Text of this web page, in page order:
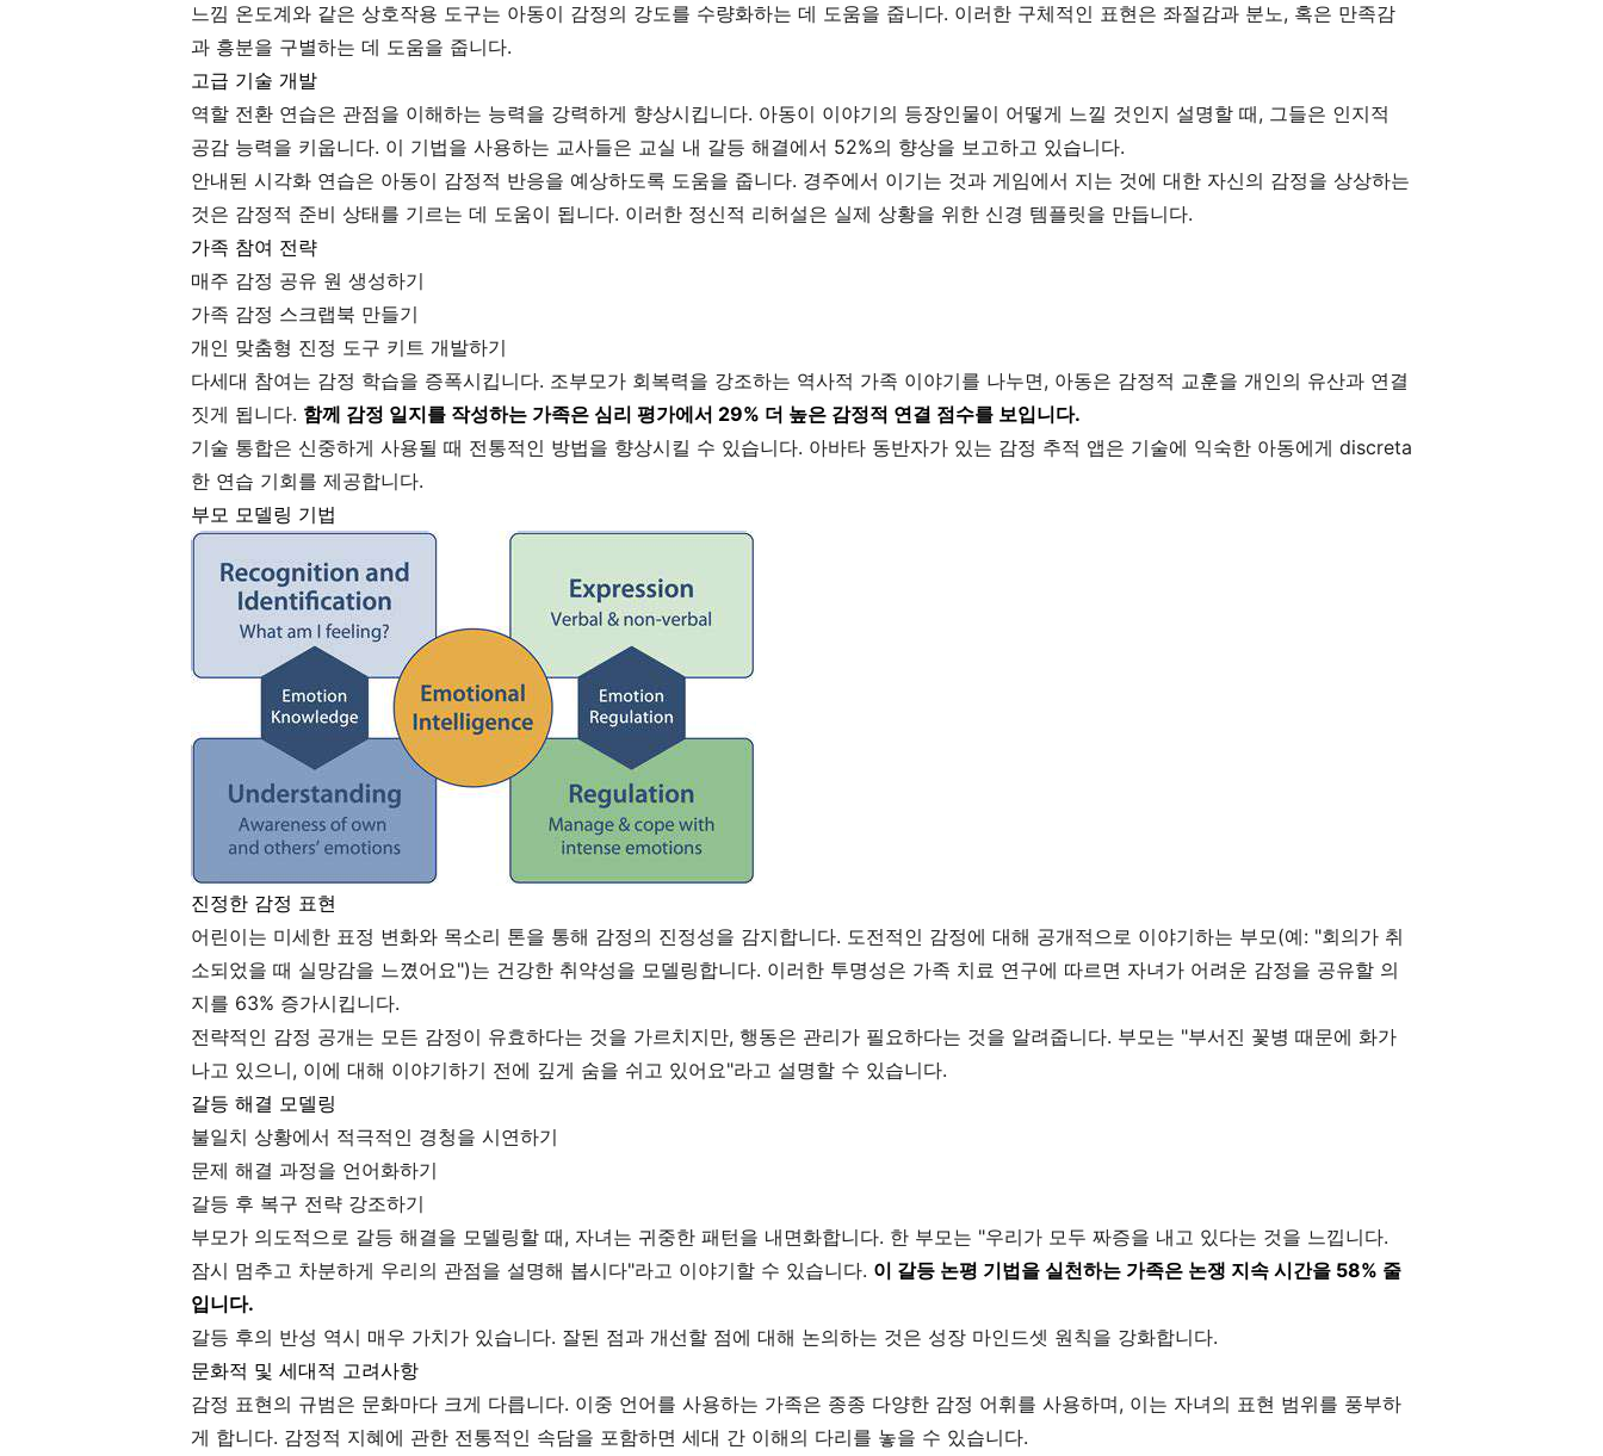
느낌 온도계와 같은 상호작용 도구는 아동이 감정의 강도를 수량화하는 데 도움을 줍니다. 이러한 구체적인 표현은 좌절감과 분노, 혹은 만족감
과 흥분을 구별하는 데 도움을 줍니다.
고급 기술 개발
역할 전환 연습은 관점을 이해하는 능력을 강력하게 향상시킵니다. 아동이 이야기의 등장인물이 어떻게 느낄 것인지 설명할 때, 그들은 인지적
공감 능력을 키웁니다. 이 기법을 사용하는 교사들은 교실 내 갈등 해결에서 52%의 향상을 보고하고 있습니다.
안내된 시각화 연습은 아동이 감정적 반응을 예상하도록 도움을 줍니다. 경주에서 이기는 것과 게임에서 지는 것에 대한 자신의 감정을 상상하는
것은 감정적 준비 상태를 기르는 데 도움이 됩니다. 이러한 정신적 리허설은 실제 상황을 위한 신경 템플릿을 만듭니다.
가족 참여 전략
매주 감정 공유 원 생성하기
가족 감정 스크랩북 만들기
개인 맞춤형 진정 도구 키트 개발하기
다세대 참여는 감정 학습을 증폭시킵니다. 조부모가 회복력을 강조하는 역사적 가족 이야기를 나누면, 아동은 감정적 교훈을 개인의 유산과 연결
짓게 됩니다. 함께 감정 일지를 작성하는 가족은 심리 평가에서 29% 더 높은 감정적 연결 점수를 보입니다.
기술 통합은 신중하게 사용될 때 전통적인 방법을 향상시킬 수 있습니다. 아바타 동반자가 있는 감정 추적 앱은 기술에 익숙한 아동에게 discreta
한 연습 기회를 제공합니다.
부모 모델링 기법
진정한 감정 표현
어린이는 미세한 표정 변화와 목소리 톤을 통해 감정의 진정성을 감지합니다. 도전적인 감정에 대해 공개적으로 이야기하는 부모(예: "회의가 취
소되었을 때 실망감을 느꼈어요")는 건강한 취약성을 모델링합니다. 이러한 투명성은 가족 치료 연구에 따르면 자녀가 어려운 감정을 공유할 의
지를 63% 증가시킵니다.
전략적인 감정 공개는 모든 감정이 유효하다는 것을 가르치지만, 행동은 관리가 필요하다는 것을 알려줍니다. 부모는 "부서진 꽃병 때문에 화가
나고 있으니, 이에 대해 이야기하기 전에 깊게 숨을 쉬고 있어요"라고 설명할 수 있습니다.
갈등 해결 모델링
불일치 상황에서 적극적인 경청을 시연하기
문제 해결 과정을 언어화하기
갈등 후 복구 전략 강조하기
부모가 의도적으로 갈등 해결을 모델링할 때, 자녀는 귀중한 패턴을 내면화합니다. 한 부모는 "우리가 모두 짜증을 내고 있다는 것을 느낍니다.
잠시 멈추고 차분하게 우리의 관점을 설명해 봅시다"라고 이야기할 수 있습니다. 이 갈등 논평 기법을 실천하는 가족은 논쟁 지속 시간을 58% 줄
입니다.
갈등 후의 반성 역시 매우 가치가 있습니다. 잘된 점과 개선할 점에 대해 논의하는 것은 성장 마인드셋 원칙을 강화합니다.
문화적 및 세대적 고려사항
감정 표현의 규범은 문화마다 크게 다릅니다. 이중 언어를 사용하는 가족은 종종 다양한 감정 어휘를 사용하며, 이는 자녀의 표현 범위를 풍부하
게 합니다. 감정적 지혜에 관한 전통적인 속담을 포함하면 세대 간 이해의 다리를 놓을 수 있습니다.